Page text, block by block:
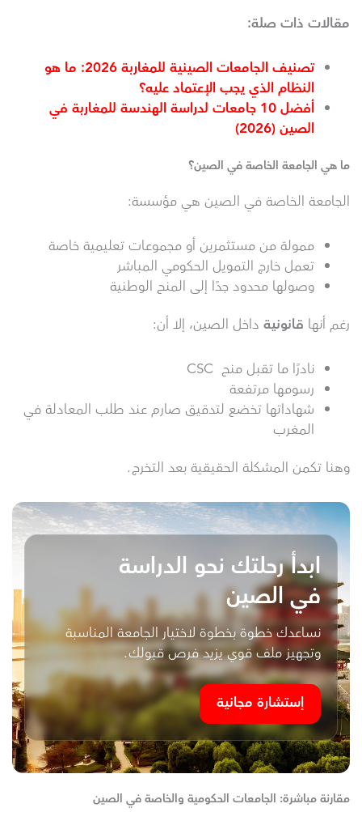
مقالات ذات صلة:
تصنيف الجامعات الصينية للمغاربة 2026: ما هو
النظام الذي يجب الإعتماد عليه؟
أفضل 10 جامعات لدراسة الهندسة للمغاربة في
الصين (2026)
ما هي الجامعة الخاصة في الصين؟
الجامعة الخاصة في الصين هي مؤسسة:
ممولة من مستثمرين أو مجموعات تعليمية خاصة
تعمل خارج التمويل الحكومي المباشر
وصولها محدود جدًا إلى المنح الوطنية
رغم أنها قانونية داخل الصين، إلا أن:
نادرًا ما تقبل منح CSC
رسومها مرتفعة
شهاداتها تخضع لتدقيق صارم عند طلب المعادلة في
المغرب
وهنا تكمن المشكلة الحقيقية بعد التخرج.
ابدأ رحلتك نحو الدراسة
في الصين
نساعدك خطوة بخطوة لاختيار الجامعة المناسبة
وتجهيز ملف قوي يزيد فرص قبولك.
إستشارة مجانية
مقارنة مباشرة: الجامعات الحكومية والخاصة في الصين